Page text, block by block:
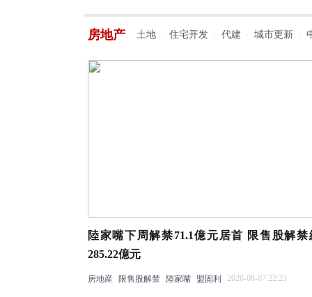
房地产 土地 住宅开发 代建 城市更新
陸家嘴下周解禁71.1億元居首 限售股解禁
285.22億元
房地産 限售股解禁 陸家嘴 盟固利 2026-08-07 22:23